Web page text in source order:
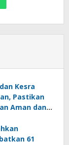
Kesra
Pastikan
Aman dan
61